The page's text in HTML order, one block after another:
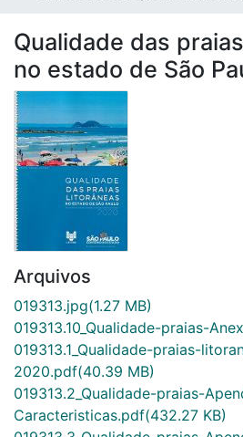
Repositório
Doações/Aquisições
Fale Conosco
Qualidade das
no estado de São
Arquivos
019313.jpg(1.27 MB)
019313.10_Qualidade-praias-
019313.1_Qualidade-praias-
2020.pdf(40.39 MB)
019313.2_Qualidade-praias-
Caracteristicas.pdf(432.27 KB)